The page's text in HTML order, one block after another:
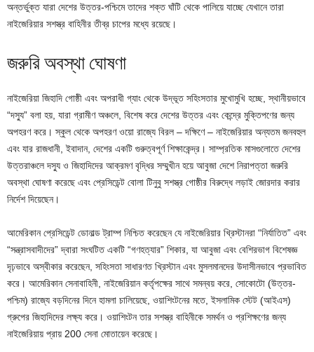
অন্তর্ভুক্ত যারা দেশের উত্তর-পশ্চিমে তাদের শক্ত ঘাঁটি থেকে পালিয়ে যাচ্ছে যেখানে তারা
নাইজেরিয়ার সশস্ত্র বাহিনীর তীব্র চাপের মধ্যে রয়েছে।
জরুরি অবস্থা ঘোষণা
নাইজেরিয়া জিহাদি গোষ্ঠী এবং অপরাধী গ্যাং থেকে উদ্ভূত সহিংসতার মুখোমুখি হচ্ছে, স্থানীয়ভাবে
“দস্যু” বলা হয়, যারা গ্রামীণ অঞ্চলে, বিশেষ করে দেশের উত্তর এবং কেন্দ্রে মুক্তিপণের জন্য
অপহরণ করে। স্কুল থেকে অপহরণ ওয়ো রাজ্যে বিরল – দক্ষিণে – নাইজেরিয়ার অন্যতম জনবহুল
এবং যার রাজধানী, ইবাদান, দেশের একটি গুরুত্বপূর্ণ শিক্ষাকেন্দ্র। সাম্প্রতিক মাসগুলোতে দেশের
উত্তরাঞ্চলে দস্যু ও জিহাদিদের আক্রমণ বৃদ্ধির সম্মুখীন হয়ে আবুজা দেশে নিরাপত্তা জরুরি
অবস্থা ঘোষণা করেছে এবং প্রেসিডেন্ট বোলা টিনুবু সশস্ত্র গোষ্ঠীর বিরুদ্ধে লড়াই জোরদার করার
নির্দেশ দিয়েছেন।
আমেরিকান প্রেসিডেন্ট ডোনাল্ড ট্রাম্প নিশ্চিত করেছেন যে নাইজেরিয়ার খ্রিস্টানরা “নির্যাতিত” এবং
“সন্ত্রাসবাদীদের” দ্বারা সংঘটিত একটি “গণহত্যার” শিকার, যা আবুজা এবং বেশিরভাগ বিশেষজ্ঞ
দৃঢ়ভাবে অস্বীকার করেছেন, সহিংসতা সাধারণত খ্রিস্টান এবং মুসলমানদের উদাসীনভাবে প্রভাবিত
করে। আমেরিকান সেনাবাহিনী, নাইজেরিয়ান কর্তৃপক্ষের সাথে সমন্বয় করে, সোকোটো (উত্তর-
পশ্চিম) রাজ্যে বড়দিনের দিনে হামলা চালিয়েছে, ওয়াশিংটনের মতে, ইসলামিক স্টেট (আইএস)
গ্রুপের জিহাদিদের লক্ষ্য করে। ওয়াশিংটন তার সশস্ত্র বাহিনীকে সমর্থন ও প্রশিক্ষণের জন্য
নাইজেরিয়ায় প্রায় 200 সেনা মোতায়েন করেছে।